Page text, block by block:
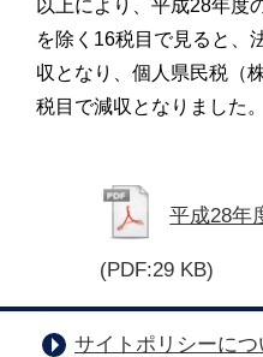
以上により、平成28年度
を除く16税目で見ると、
収となり、個人県民税（
税目で減収となりました。
平成28年
(PDF:29 KB)
サイトポリシーにつ